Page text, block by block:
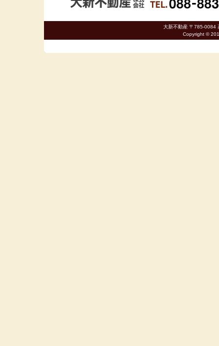
大新不動産 〒785-
Copyright ©